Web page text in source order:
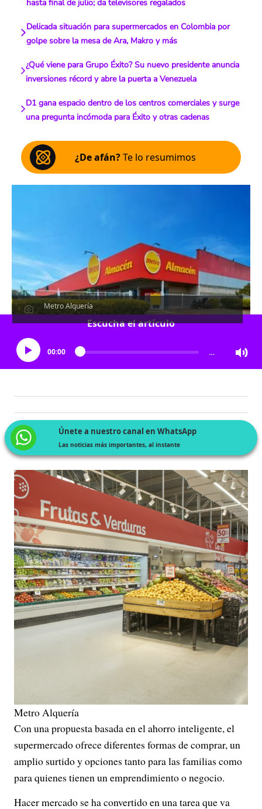
hasta final de julio; da televisores regalados
Delicada situación para supermercados en Colombia por
golpe sobre la mesa de Ara, Makro y más
¿Qué viene para Grupo Éxito? Su nuevo presidente anuncia
inversiones récord y abre la puerta a Venezuela
D1 gana espacio dentro de los centros comerciales y surge
una pregunta incómoda para Éxito y otras cadenas
¿De afán?Te lo resumimos
Metro Alquería
Escucha el artículo
00:00 …
Únete a nuestro canal en WhatsApp
Las noticias más importantes, al instante
Metro Alquería
Con una propuesta basada en el ahorro inteligente, el
supermercado ofrece diferentes formas de comprar, un
amplio surtido y opciones tanto para las familias como
para quienes tienen un emprendimiento o negocio.
Hacer mercado se ha convertido en una tarea que va